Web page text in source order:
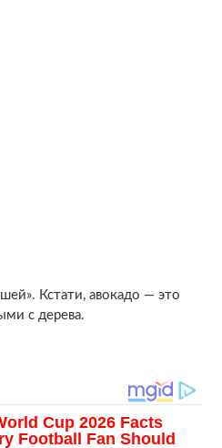
Кстати, авокадо — это
с дерева.